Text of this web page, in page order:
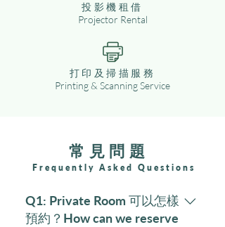
投影機租借
Projector Rental
打印及掃描服務
Printing & Scanning Service
常見問題
Frequently Asked Questions
Q1: Private Room 可以怎樣
預約？How can we reserve